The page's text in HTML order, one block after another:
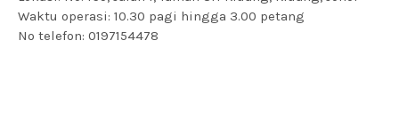
Waktu operasi: 10.30 pagi hingga 3.00 petang
No telefon: 0197154478